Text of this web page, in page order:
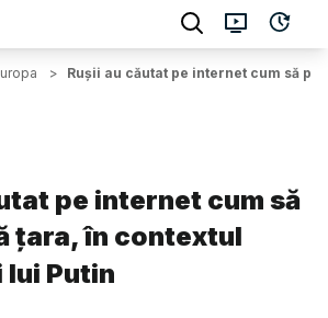
> Rușii au căutat pe internet cum să
pe internet cum să
țara, în contextul
Putin